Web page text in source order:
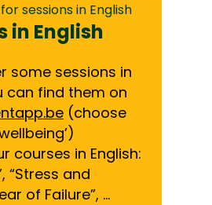
sessions in English
in English
some sessions in
can find them on
(choose
courses in English:
“Stress and
of Failure”, …